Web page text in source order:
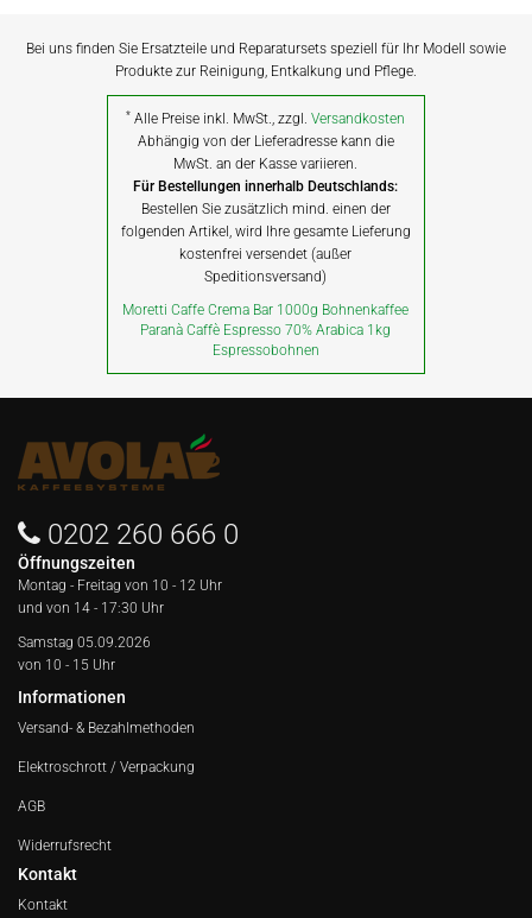
Bei uns finden Sie Ersatzteile und Reparatursets speziell für Ihr Modell sowie
Produkte zur Reinigung, Entkalkung und Pflege.
* Alle Preise inkl. MwSt., zzgl.Versandkosten
Abhängig von der Lieferadresse kann die
MwSt. an der Kasse variieren.
Für Bestellungen innerhalb Deutschlands:
Bestellen Sie zusätzlich mind. einen der
folgenden Artikel, wird Ihre gesamte Lieferung
kostenfrei versendet (außer
Speditionsversand)
Moretti Caffe Crema Bar 1000g Bohnenkaffee
Paranà Caffè Espresso 70% Arabica 1kg
Espressobohnen
0202 260 666 0
Öffnungszeiten
Montag - Freitag von 10 - 12 Uhr
und von 14 - 17:30 Uhr
Samstag 05.09.2026
von 10 - 15 Uhr
Informationen
Versand- & Bezahlmethoden
Elektroschrott / Verpackung
AGB
Widerrufsrecht
Kontakt
Kontakt